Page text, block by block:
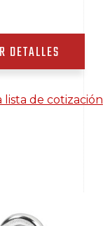
DETALLES
lista de cotización